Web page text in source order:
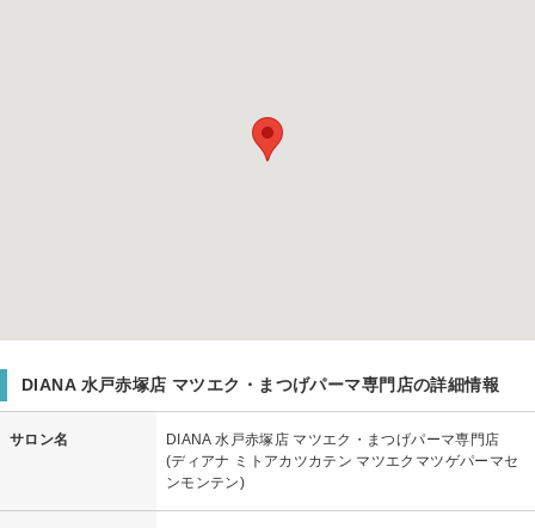
DIANA 水戸赤塚店 マツエク・まつげパーマ専門店の詳細情報
サロン名
DIANA 水戸赤塚店 マツエク・まつげパーマ専門店
(ディアナ ミトアカツカテン マツエクマツゲパーマセ
ンモンテン)